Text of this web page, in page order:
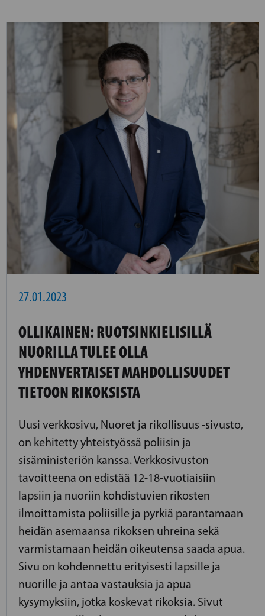
27.01.2023
OLLIKAINEN: RUOTSINKIELISILLÄ
NUORILLA TULEE OLLA
YHDENVERTAISET MAHDOLLISUUDET
TIETOON RIKOKSISTA
Uusi verkkosivu, Nuoret ja rikollisuus -sivusto,
on kehitetty yhteistyössä poliisin ja
sisäministeriön kanssa. Verkkosivuston
tavoitteena on edistää 12-18-vuotiaisiin
lapsiin ja nuoriin kohdistuvien rikosten
ilmoittamista poliisille ja pyrkiä parantamaan
heidän asemaansa rikoksen uhreina sekä
varmistamaan heidän oikeutensa saada apua.
Sivu on kohdennettu erityisesti lapsille ja
nuorille ja antaa vastauksia ja apua
kysymyksiin, jotka koskevat rikoksia. Sivut